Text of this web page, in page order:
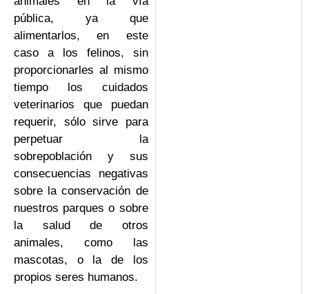
pública, ya que
alimentarlos, en este
caso a los felinos, sin
proporcionarles al mismo
tiempo los cuidados
veterinarios que puedan
requerir, sólo sirve para
perpetuar la
sobrepoblación y sus
consecuencias negativas
sobre la conservación de
nuestros parques o sobre
la salud de otros
animales, como las
mascotas, o la de los
propios seres humanos.